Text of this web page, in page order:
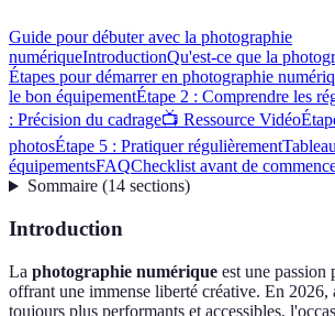
Guide pour débuter avec la photographie
numériqueIntroductionQu'est-ce que la
Étapes pour démarrer en photographie
le bon équipementÉtape 2 : Comprendre les
: Précision du cadrage📺 Ressource Vidéo
photosÉtape 5 : Pratiquer régulièrement
équipementsFAQChecklist avant de
Sommaire(14 sections)
Introduction
La photographie numérique est une passion
offrant une immense liberté créative. En 2026,
toujours plus performants et accessibles,